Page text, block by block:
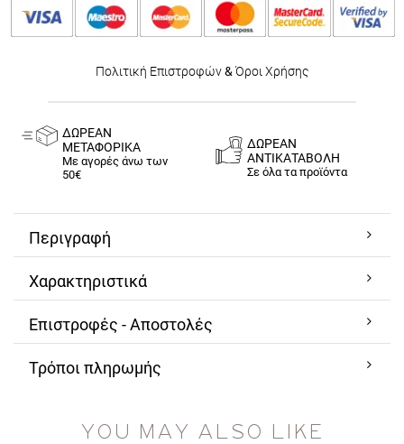
Πολιτική Επιστροφών& Όροι Χρήσης
ΔΩΡΕΑΝ
ΜΕΤΑΦΟΡΙΚΑ
Με αγορές άνω των
50€
ΔΩΡΕΑΝ
ΑΝΤΙΚΑΤΑΒΟΛΗ
Σε όλα τα προϊόντα
Περιγραφή
Χαρακτηριστικά
Επιστροφές - Αποστολές
Τρόποι πληρωμής
YOU MAY ALSO LIKE